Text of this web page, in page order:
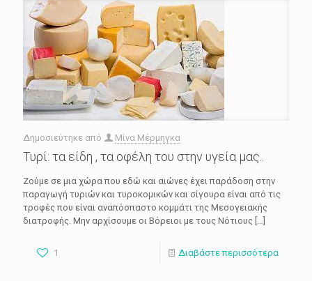
Δημοσιεύτηκε από Μίνα Μέρμηγκα
Τυρί: τα είδη , τα οφέλη του στην υγεία μας..
Ζούμε σε μια χώρα που εδώ και αιώνες έχει παράδοση στην
παραγωγή τυριών και τυροκομικών και σίγουρα είναι από τις
τροφές που είναι αναπόσπαστο κομμάτι της Μεσογειακής
διατροφής. Μην αρχίσουμε οι Βόρειοι με τους Νότιους […]
1 Διαβάστε περισσότερα